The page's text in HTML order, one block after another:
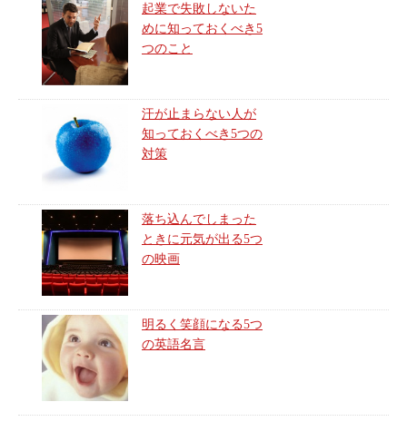
起業で失敗しないた
めに知っておくべき5
つのこと
汗が止まらない人が
知っておくべき5つの
対策
落ち込んでしまった
ときに元気が出る5つ
の映画
明るく笑顔になる5つ
の英語名言